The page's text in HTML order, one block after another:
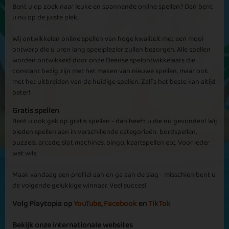
Golden Days Winter Tiles
Elimination
Process
Remove 2 Win
Mahjong Gems Tinkle Winkle
spelen.
Wolfje63
fantastisch
heerlijk, nu ik mijn stenen omgewisseld heb, geniet ik weer als
vroeger van 'e'en van mijn lievelingsspellen. alleen heel jammer dat
hij mijn gouden stenen niet telt
Bent u op zoek naar leuke en spannende online spellen? Dan bent
u nu op de juiste plek.
Wij ontwikkelen online spellen van hoge kwaliteit met een mooi
ontwerp die u uren lang speelplezier zullen bezorgen. Alle spellen
worden ontwikkeld door onze Deense spelontwikkelaars die
constant bezig zijn met het maken van nieuwe spellen, maar ook
met het uitbreiden van de huidige spellen. Zelfs het beste kan altijd
beter!
Gratis spellen
Bent u ook gek op gratis spellen - dan heeft u die nu gevonden! Wij
bieden spellen aan in verschillende categorieën: bordspellen,
puzzels, arcade, slot machines, bingo, kaartspellen etc. Voor ieder
wat wils.
Maak vandaag een profiel aan en ga aan de slag - misschien bent u
de volgende gelukkige winnaar. Veel succes!
Volg Playtopia opYouTube,Facebook enTikTok
Bekijk onze internationale websites